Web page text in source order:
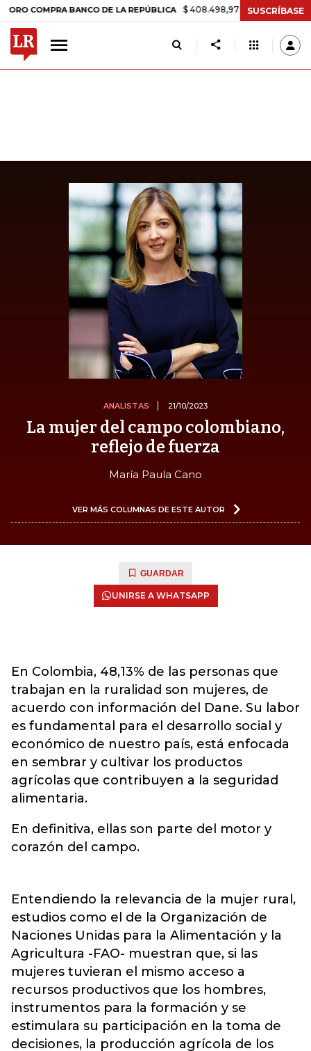
BANCO DE LA REPÚBLICA $ 408.498,97 +$ 8.753,81 +2,19%
SUSCRÍBASE
ANALISTAS 21/10/2023
La mujer del campo colombiano,
reflejo de fuerza
María Paula Cano
VER MÁS COLUMNAS DE ESTE AUTOR
GUARDAR
UNIRSE A WHATSAPP
En Colombia, 48,13% de las personas que
trabajan en la ruralidad son mujeres, de
acuerdo con información del Dane. Su labor
es fundamental para el desarrollo social y
económico de nuestro país, está enfocada
en sembrar y cultivar los productos
agrícolas que contribuyen a la seguridad
alimentaria.
En definitiva, ellas son parte del motor y
corazón del campo.
Entendiendo la relevancia de la mujer rural,
estudios como el de la Organización de
Naciones Unidas para la Alimentación y la
Agricultura -FAO- muestran que, si las
mujeres tuvieran el mismo acceso a
recursos productivos que los hombres,
instrumentos para la formación y se
estimulara su participación en la toma de
decisiones, la producción agrícola de los